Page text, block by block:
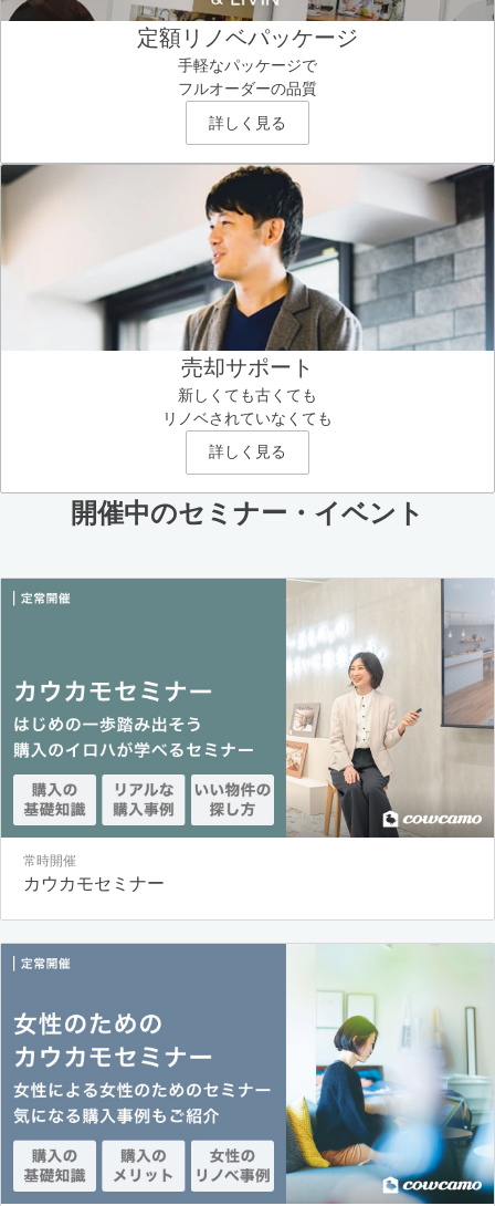
定額リノベパッケージ
手軽なパッケージで
フルオーダーの品質
詳しく見る
売却サポート
新しくても古くても
リノベされていなくても
詳しく見る
開催中のセミナー・イベント
常時開催
カウカモセミナー